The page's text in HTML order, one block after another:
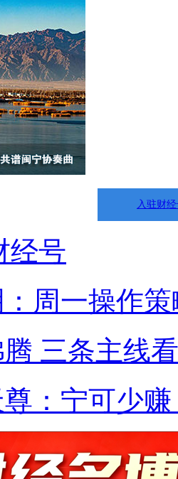
入驻财
经号
周一操作
三条主线
：宁可少